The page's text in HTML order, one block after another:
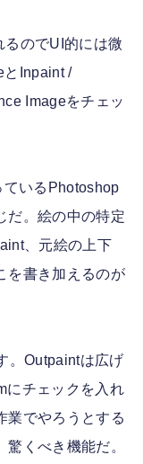
のでUI的には微
とInpaint /
Imageをチェッ
ているPhotoshop
だ。絵の中の特定
、元絵の上下
を書き加えるのが
。Outpaintは広げ
にチェックを入れ
業でやろうとする
くべき機能だ。